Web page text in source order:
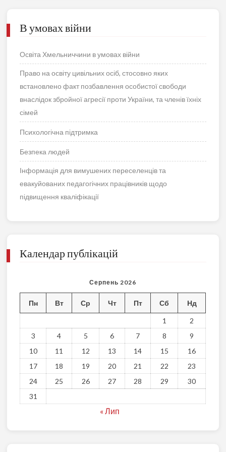
В умовах війни
Освіта Хмельниччини в умовах війни
Право на освіту цивільних осіб, стосовно яких
встановлено факт позбавлення особистої свободи
внаслідок збройної агресії проти України, та членів їхніх
сімей
Психологічна підтримка
Безпека людей
Інформація для вимушених переселенців та
евакуйованих педагогічних працівників щодо
підвищення кваліфікації
Календар публікацій
Серпень 2026
Пн Вт Ср Чт Пт Сб Нд
1
2
3
4 5 6 7 8
9
10
11 12 13 14 15
16
17
18 19 20 21 22
23
24
25 26 27 28 29
30
31
« Лип